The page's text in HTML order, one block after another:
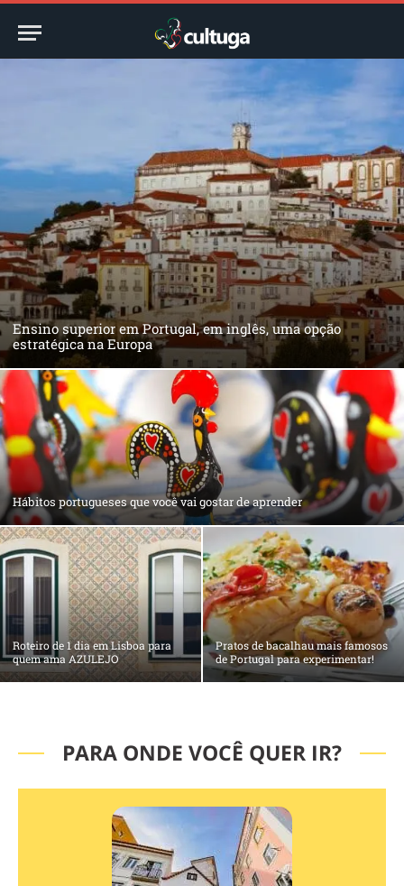
Ensino superior em Portugal, em inglês, uma opção
estratégica na Europa
Hábitos portugueses que você vai gostar de aprender
Roteiro de 1 dia em Lisboa para
quem ama AZULEJO
Pratos de bacalhau mais famosos
de Portugal para experimentar!
PARA ONDE VOCÊ QUER IR?